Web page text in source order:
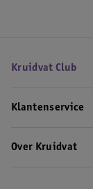
Kruidvat Club
Klantenservice
Over Kruidvat